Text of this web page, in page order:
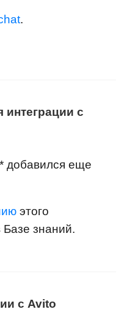
.
с
добавился еще
этого
знаний.
с Avito